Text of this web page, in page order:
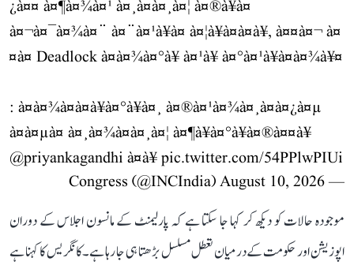
¿à¤¤ à¤¶à¤¾à¤¹ à¤¸à¤à¤¸à¤¦ à¤®à¥à¤
à¤¬à¤¯à¤¾à¤¨ à¤¨à¤¹à¥à¤ à¤¦à¥à¤à¤à¥, à¤¤à¤¬ à¤
¤à¤ Deadlock à¤à¤¾à¤°à¥ à¤¹à¥ à¤°à¤¹à¥à¤à¤¾à¥¤
: à¤à¤¾à¤à¤à¥à¤°à¥à¤¸ à¤®à¤¹à¤¾à¤¸à¤à¤¿à¤µ
à¤à¤µà¤ à¤¸à¤¾à¤à¤¸à¤¦ à¤¶à¥à¤°à¥à¤®à¤¤à¥
@priyankagandhi à¤à¥pic.twitter.com/54PPlwPIUi
— Congress (@INCIndia)
August 10, 2026
موجودہ حالات کو دیکھ کر کہا جا سکتا ہے کہ پارلیمنٹ کے مانسون اجلاس کے دوران
اپوزیشن اور حکومت کے درمیان تعطل مسلسل بڑھتا ہی جا رہا ہے۔ کانگریس کا کہنا ہے